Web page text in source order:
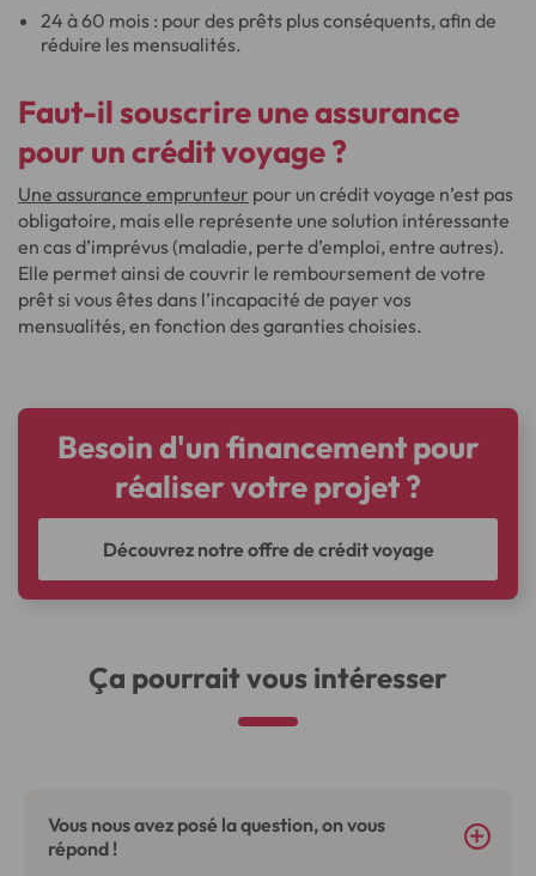
24 à 60 mois : pour des prêts plus conséquents, afin de
réduire les mensualités.
Faut-il souscrire une assurance
pour un crédit voyage ?
Une assurance emprunteur pour un crédit voyage n’est pas
obligatoire, mais elle représente une solution intéressante
en cas d’imprévus (maladie, perte d’emploi, entre autres).
Elle permet ainsi de couvrir le remboursement de votre
prêt si vous êtes dans l’incapacité de payer vos
mensualités, en fonction des garanties choisies.
Besoin d'un financement pour
réaliser votre projet ?
Découvrez notre offre de crédit voyage
Ça pourrait vous intéresser
Vous nous avez posé la question, on vous
répond !